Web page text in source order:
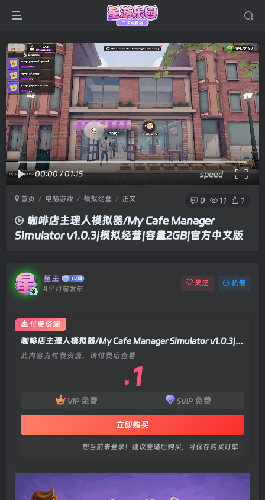
00:00/01:15 speed
首页 电脑游戏 模拟经营 正文 0 11 1
咖啡店主理人模拟器/My Cafe Manager
Simulator v1.0.3|模拟经营|容量2GB|官方中文版
星主
4个月前发布
关注 私信
咖啡店主理人模拟器/My Cafe Manager Simulator v1.0.3|模拟经营|容量2GB|官方中文版
此内容为付费资源，请付费后查看
￥ 1
VIP 免费 SVIP 免费
立即购买
您当前未登录！建议登陆后购买，可保存购买订单
付费资源